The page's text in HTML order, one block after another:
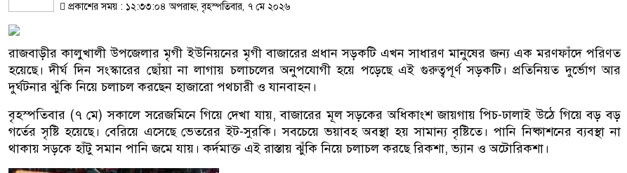
প্রকাশের সময় : ১২:৩৩:০৪ অপরাহ্ন, বৃহস্পতিবার, ৭ মে ২০২৬
রাজবাড়ীর কালুখালী উপজেলার মৃগী ইউনিয়নের মৃগী বাজারের প্রধান সড়কটি এখন সাধারণ মানুষের জন্য এক মরণফাঁদে পরিণত
হয়েছে। দীর্ঘ দিন সংস্কারের ছোঁয়া না লাগায় চলাচলের অনুপযোগী হয়ে পড়েছে এই গুরুত্বপূর্ণ সড়কটি। প্রতিনিয়ত দুর্ভোগ আর
দুর্ঘটনার ঝুঁকি নিয়ে চলাচল করছেন হাজারো পথচারী ও যানবাহন।
বৃহস্পতিবার (৭ মে) সকালে সরেজমিনে গিয়ে দেখা যায়, বাজারের মূল সড়কের অধিকাংশ জায়গায় পিচ-ঢালাই উঠে গিয়ে বড় বড়
গর্তের সৃষ্টি হয়েছে। বেরিয়ে এসেছে ভেতরের ইট-সুরকি। সবচেয়ে ভয়াবহ অবস্থা হয় সামান্য বৃষ্টিতে। পানি নিষ্কাশনের ব্যবস্থা না
থাকায় সড়কে হাঁটু সমান পানি জমে যায়। কর্দমাক্ত এই রাস্তায় ঝুঁকি নিয়ে চলাচল করছে রিকশা, ভ্যান ও অটোরিকশা।